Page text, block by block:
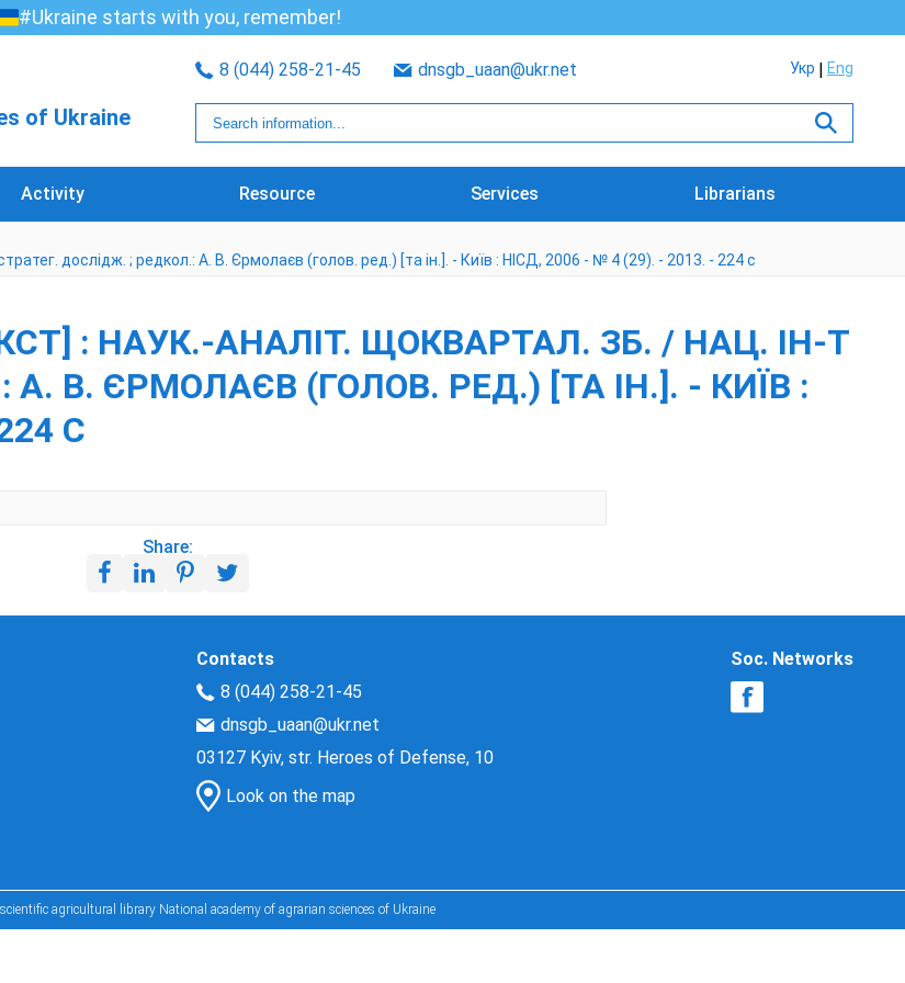
#Ukraine starts with you, remember!
of Ukraine
8 (044) 258-21-45 dnsgb_uaan@ukr.net Укр Eng
Activity Resource Services Librarians
дослідж. ; редкол.: А. В. Єрмолаєв (голов. ред.) [та ін.]. - Київ : НІСД, 2006 - № 4 (29). - 2013. - 224 с
: НАУК.-АНАЛІТ. ЩОКВАРТАЛ. ЗБ. / НАЦ. ІН-Т
В. ЄРМОЛАЄВ (ГОЛОВ. РЕД.) [ТА ІН.]. - КИЇВ :
С
Share:
Contacts
8 (044) 258-21-45
dnsgb_uaan@ukr.net
03127 Kyiv, str. Heroes of Defense, 10
Look on the map
Soc. Networks
agricultural library National academy of agrarian sciences of Ukraine